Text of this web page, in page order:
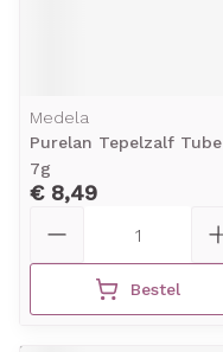
Medela
Purelan Tepelzalf Tube
7g
€ 8,49
Bestel